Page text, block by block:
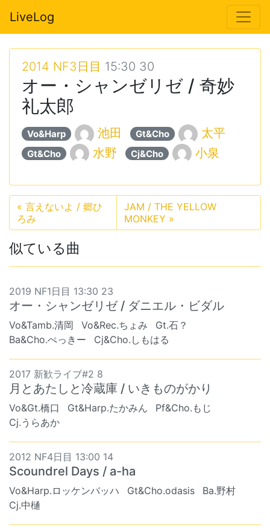
LiveLog
2014 NF3日目 15:30 30
オー・シャンゼリゼ / 奇妙
礼太郎
Vo&Harp 池田 Gt&Cho 太平
Gt&Cho 水野 Cj&Cho 小泉
« 言えないよ / 郷ひ
ろみ
JAM / THE YELLOW
MONKEY »
似ている曲
2019 NF1日目 13:30 23
オー・シャンゼリゼ / ダニエル・ビダル
Vo&Tamb.清岡 Vo&Rec.ちょみ
Gt.石？
Ba&Cho.ぺっきー
Cj&Cho.しもはる
2017 新歓ライブ#2 8
月とあたしと冷蔵庫 / いきものがかり
Vo&Gt.橋口 Gt&Harp.たかみん
Pf&Cho.もじ
Cj.うらあか
2012 NF4日目 13:00 14
Scoundrel Days / a-ha
Vo&Harp.ロッケンバッハ Gt&Cho.odasis
Ba.野村
Cj.中樋